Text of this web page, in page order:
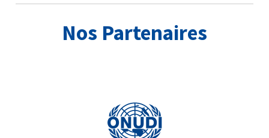
Nos Partenaires